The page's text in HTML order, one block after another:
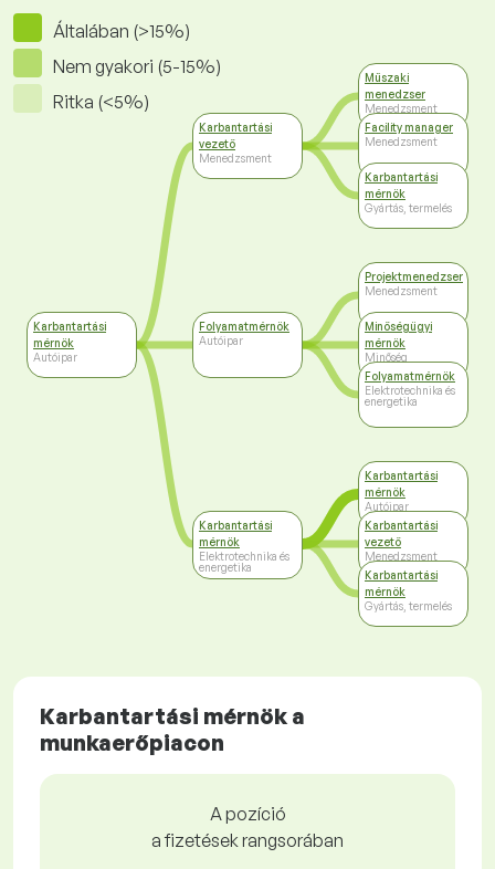
Általában (>15%)
Nem gyakori (5-15%)
Ritka (<5%)
Karbantartási
mérnök
Autóipar
Karbantartási
vezető
Menedzsment
Folyamatmérnök
Autóipar
Karbantartási
mérnök
Elektrotechnika és
energetika
Műszaki
menedzser
Menedzsment
Facility manager
Menedzsment
Karbantartási
mérnök
Gyártás, termelés
Projektmenedzser
Menedzsment
Minőségügyi
mérnök
Minőség
menedzsment
Folyamatmérnök
Elektrotechnika és
energetika
Karbantartási
mérnök
Autóipar
Karbantartási
vezető
Menedzsment
Karbantartási
mérnök
Gyártás, termelés
Karbantartási mérnök a
munkaerőpiacon
A pozíció
a fizetések rangsorában